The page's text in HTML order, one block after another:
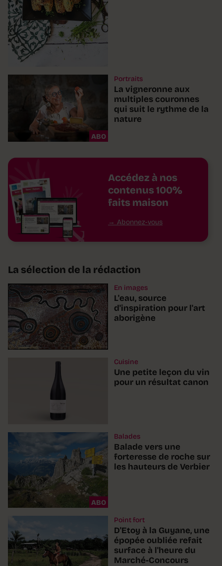
ABO
Portraits
La vigneronne aux
multiples couronnes
qui suit le rythme de la
nature
Accédez à nos
contenus 100%
faits maison
Abonnez-vous
La sélection de la rédaction
En images
L'eau, source
d'inspiration pour l'art
aborigène
Cuisine
Une petite leçon du vin
pour un résultat canon
ABO
Balades
Balade vers une
forteresse de roche sur
les hauteurs de Verbier
Point fort
D'Etoy à la Guyane, une
épopée oubliée refait
surface à l'heure du
Marché-Concours